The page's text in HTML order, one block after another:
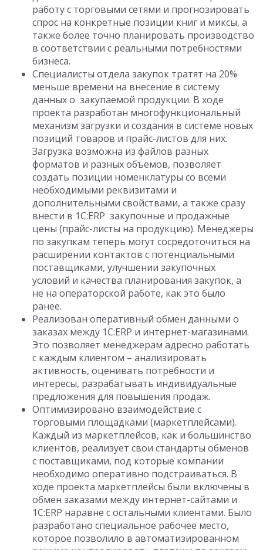
работу с торговыми сетями и прогнозировать
спрос на конкретные позиции книг и миксы, а
также более точно планировать производство
в соответствии с реальными потребностями
бизнеса.
Специалисты отдела закупок тратят на 20%
меньше времени на внесение в систему
данных о закупаемой продукции. В ходе
проекта разработан многофункциональный
механизм загрузки и создания в системе новых
позиций товаров и прайс-листов для них.
Загрузка возможна из файлов разных
форматов и разных объемов, позволяет
создать позиции номенклатуры со всеми
необходимыми реквизитами и
дополнительными свойствами, а также сразу
внести в 1С:ERP закупочные и продажные
цены (прайс-листы на продукцию). Менеджеры
по закупкам теперь могут сосредоточиться на
расширении контактов с потенциальными
поставщиками, улучшении закупочных
условий и качества планирования закупок, а
не на операторской работе, как это было
ранее.
Реализован оперативный обмен данными о
заказах между 1С:ERP и интернет-магазинами.
Это позволяет менеджерам адресно работать
с каждым клиентом – анализировать
активность, оценивать потребности и
интересы, разрабатывать индивидуальные
предложения для повышения продаж.
Оптимизировано взаимодействие с
торговыми площадками (маркетплейсами).
Каждый из маркетплейсов, как и большинство
клиентов, реализует свои стандарты обменов
с поставщиками, под которые компании
необходимо оперативно подстраиваться. В
ходе проекта маркетплейсы были включены в
обмен заказами между интернет-сайтами и
1С:ERP наравне с остальными клиентами. Было
разработано специальное рабочее место,
которое позволило в автоматизированном